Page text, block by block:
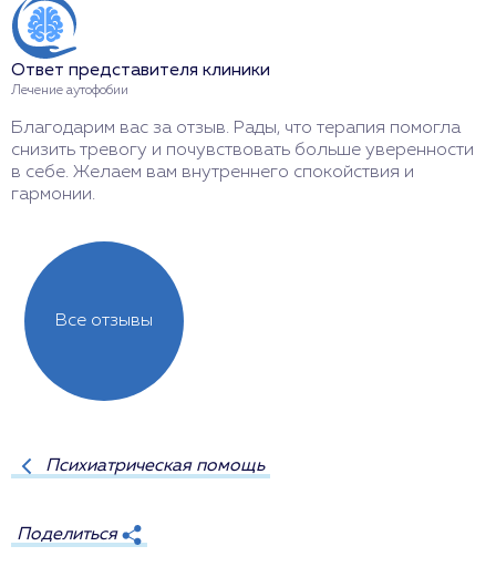
Ответ представителя клиники
Лечение аутофобии
Благодарим вас за отзыв. Рады, что терапия помогла
снизить тревогу и почувствовать больше уверенности
в себе. Желаем вам внутреннего спокойствия и
гармонии.
Все отзывы
Психиатрическая помощь
Поделиться